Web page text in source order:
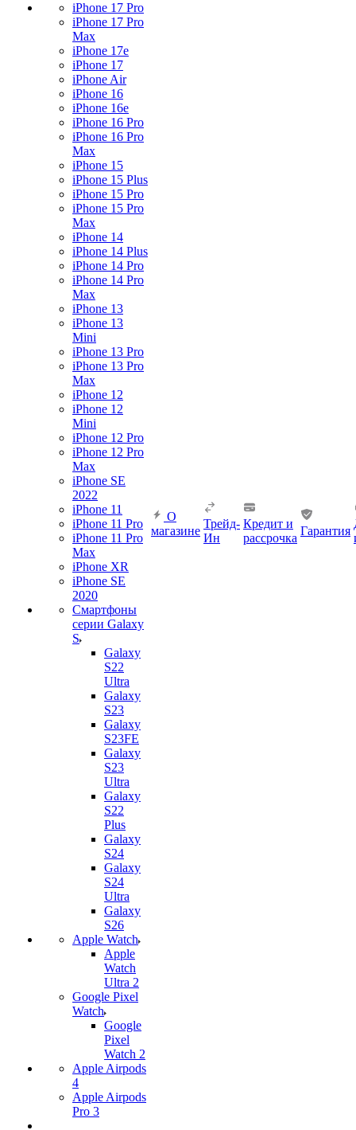
iPhone 17 Pro
iPhone 17 Pro
Max
iPhone 17e
iPhone 17
iPhone Air
iPhone 16
iPhone 16e
iPhone 16 Pro
iPhone 16 Pro
Max
iPhone 15
iPhone 15 Plus
iPhone 15 Pro
iPhone 15 Pro
Max
iPhone 14
iPhone 14 Plus
iPhone 14 Pro
iPhone 14 Pro
Max
iPhone 13
iPhone 13
Mini
iPhone 13 Pro
iPhone 13 Pro
Max
iPhone 12
iPhone 12
Mini
iPhone 12 Pro
iPhone 12 Pro
Max
iPhone SE
2022
iPhone 11
iPhone 11 Pro
iPhone 11 Pro
Max
iPhone XR
iPhone SE
2020
Смартфоны
серии Galaxy
S
Galaxy
S22
Ultra
Galaxy
S23
Galaxy
S23FE
Galaxy
S23
Ultra
Galaxy
S22
Plus
Galaxy
S24
Galaxy
S24
Ultra
Galaxy
S26
Apple Watch
Apple
Watch
Ultra 2
Google Pixel
Watch
Google
Pixel
Watch 2
Apple Airpods
4
Apple Airpods
Pro 3
О
магазине
Трейд-
Ин
Кредит и
рассрочка
Гарантия